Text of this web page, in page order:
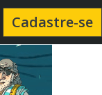
Cadastre-se